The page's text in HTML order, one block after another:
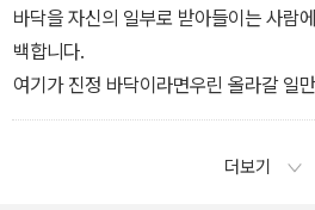
다.
지금도 그런 마음에는 변함이 없습니다.
하지만, 어쩌면 이제스티브를 버려야 할
그래야 새로운 스티브가 탄생할 것이기
바닥을 자신의 일부로 받아들이는 사람
백합니다.
여기가 진정 바닥이라면우린 올라갈 일
더보기